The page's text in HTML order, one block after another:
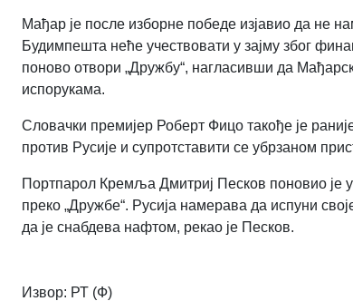
Мађар је после изборне победе изјавио да не
Будимпешта неће учествовати у зајму због
поново отвори „Дружбу“, нагласивши да
испорукама.
Словачки премијер Роберт Фицо такође је
против Русије и супротставити се убрзаном
Портпарол Кремља Дмитриј Песков поновио је у
преко „Дружбе“. Русија намерава да испуни
да је снабдева нафтом, рекао је Песков.
Извор: РТ (Ф)